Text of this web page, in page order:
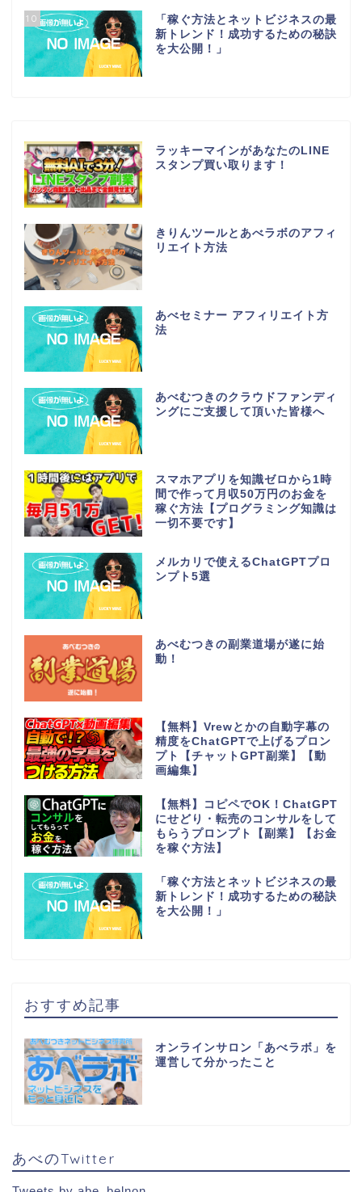
10
「稼ぐ方法とネットビジネスの最
新トレンド！成功するための秘訣
を大公開！」
ラッキーマインがあなたのLINE
スタンプ買い取ります！
きりんツールとあべラボのアフィ
リエイト方法
あべセミナー アフィリエイト方
法
あべむつきのクラウドファンディ
ングにご支援して頂いた皆様へ
スマホアプリを知識ゼロから1時
間で作って月収50万円のお金を
稼ぐ方法【プログラミング知識は
一切不要です】
メルカリで使えるChatGPTプロ
ンプト5選
あべむつきの副業道場が遂に始
動！
【無料】Vrewとかの自動字幕の
精度をChatGPTで上げるプロン
プト【チャットGPT副業】【動
画編集】
【無料】コピペでOK！ChatGPT
にせどり・転売のコンサルをして
もらうプロンプト【副業】【お金
を稼ぐ方法】
「稼ぐ方法とネットビジネスの最
新トレンド！成功するための秘訣
を大公開！」
おすすめ記事
オンラインサロン「あべラボ」を
運営して分かったこと
あべのTwitter